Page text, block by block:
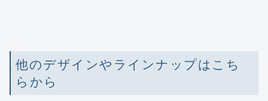
他のデザインやラインナップはこち
らから